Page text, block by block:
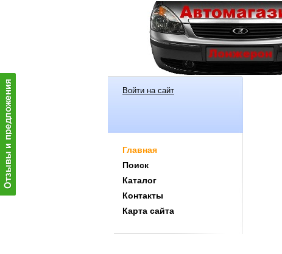
Войти на сайт
Главная
Поиск
Каталог
Контакты
Карта сайта